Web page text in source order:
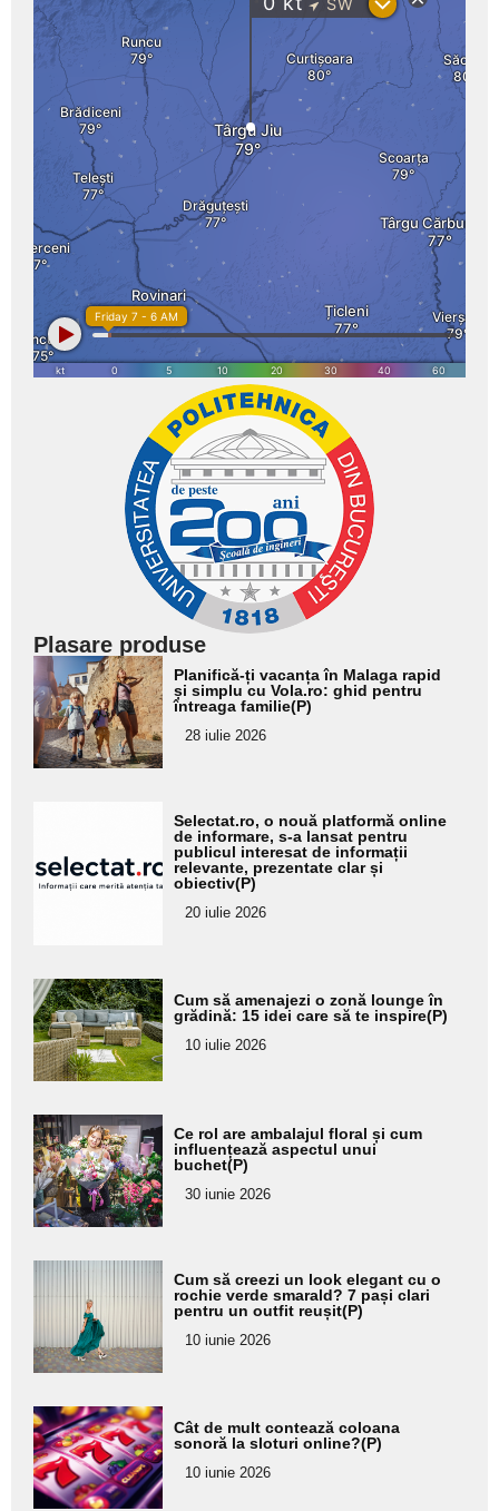
Plasare produse
Adaugă
aici textul
pentru
subtitlu
Planifică-ți vacanța în Malaga rapid
și simplu cu Vola.ro: ghid pentru
întreaga familie(P)
28 iulie 2026
pentru
subtitlu
Selectat.ro, o nouă platformă online
de informare, s-a lansat pentru
publicul interesat de informații
relevante, prezentate clar și
obiectiv(P)
20 iulie 2026
Adaugă
aici textul
pentru
subtitlu
Cum să amenajezi o zonă lounge în
grădină: 15 idei care să te inspire(P)
10 iulie 2026
Adaugă
aici textul
pentru
subtitlu
Ce rol are ambalajul floral și cum
influențează aspectul unui
buchet(P)
30 iunie 2026
Adaugă
aici textul
pentru
subtitlu
Cum să creezi un look elegant cu o
rochie verde smarald? 7 pași clari
pentru un outfit reușit(P)
10 iunie 2026
Adaugă
aici textul
pentru
subtitlu
Cât de mult contează coloana
sonoră la sloturi online?(P)
10 iunie 2026